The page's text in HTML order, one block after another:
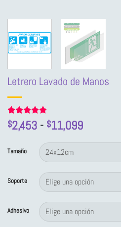
Letrero Lavado de Manos
Valorado
con5de 5
2
valoraciones
de clientes
$2,453 - $11,099Rango
desde
$2,453
hasta
$11,099
Tamaño
Soporte
Adhesivo